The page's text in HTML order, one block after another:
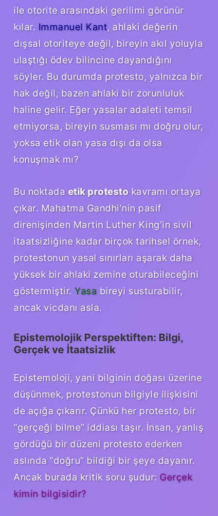
ile otorite arasındaki gerilimi görünür
kılar. Immanuel Kant, ahlaki değerin
dışsal otoriteye değil, bireyin akıl yoluyla
ulaştığı ödev bilincine dayandığını
söyler. Bu durumda protesto, yalnızca bir
hak değil, bazen ahlaki bir zorunluluk
haline gelir. Eğer yasalar adaleti temsil
etmiyorsa, bireyin susması mı doğru olur,
yoksa etik olan yasa dışı da olsa
konuşmak mı?
Bu noktada etik protestokavramı ortaya
çıkar. Mahatma Gandhi’nin pasif
direnişinden Martin Luther King’in sivil
itaatsizliğine kadar birçok tarihsel örnek,
protestonun yasal sınırları aşarak daha
yüksek bir ahlaki zemine oturabileceğini
göstermiştir. Yasa bireyi susturabilir,
ancak vicdanı asla.
Epistemolojik Perspektiften: Bilgi,
Gerçek ve İtaatsizlik
Epistemoloji, yani bilginin doğası üzerine
düşünmek, protestonun bilgiyle ilişkisini
de açığa çıkarır. Çünkü her protesto, bir
“gerçeği bilme” iddiası taşır. İnsan, yanlış
gördüğü bir düzeni protesto ederken
aslında “doğru” bildiği bir şeye dayanır.
Ancak burada kritik soru şudur: Gerçek
kimin bilgisidir?